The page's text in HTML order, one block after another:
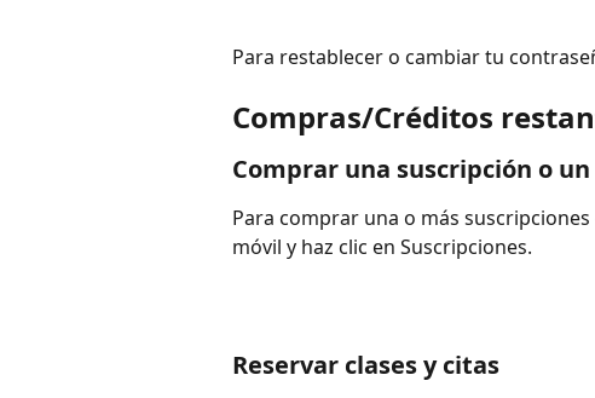
Para restablecer o cambiar tu
Compras/Créditos
Comprar una suscripción o
Para comprar una o más
móvil y haz clic en Suscripciones.
Reservar clases y citas